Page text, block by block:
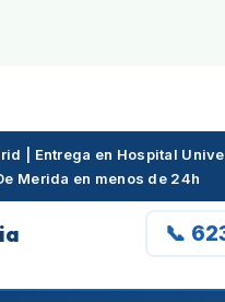
| Entrega en Hospital
Merida en menos de 24h
📞